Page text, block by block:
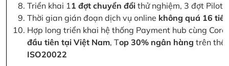
Triển khai 11 đợt chuyển đổi thử nghiệm, 3 đợt Pilot
Thời gian gián đoạn dịch vụ online không quá 16
Hợp long triển khai hệ thống Payment hub cùng
đầu tiên tại Việt Nam, Top 30% ngân hàng trên thế
ISO20022